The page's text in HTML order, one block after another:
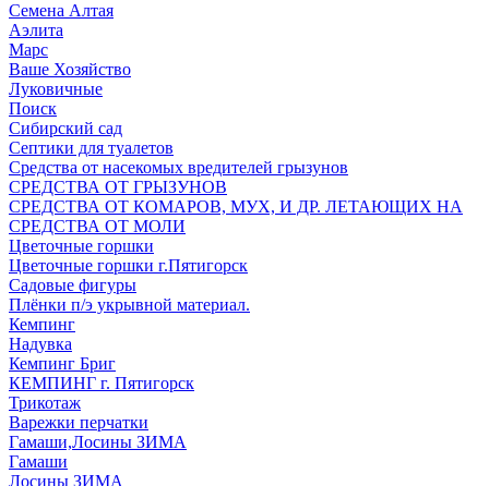
Семена Алтая
Аэлита
Марс
Ваше Хозяйство
Луковичные
Поиск
Сибирский сад
Септики для туалетов
Средства от насекомых вредителей грызунов
СPEДСТВА ОТ ГРЫЗУНОВ
СРЕДСТВА ОТ КОМАРОВ, МУХ, И ДР. ЛЕТАЮЩИХ НА
СРЕДСТВА ОТ МОЛИ
Цветочные горшки
Цветочные горшки г.Пятигорск
Садовые фигуры
Плёнки п/э укрывной материал.
Кемпинг
Надувка
Кемпинг Бриг
КЕМПИНГ г. Пятигорск
Трикотаж
Варежки перчатки
Гамаши,Лосины ЗИМА
Гамаши
Лосины ЗИМА